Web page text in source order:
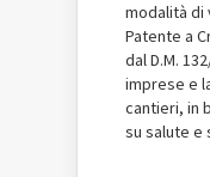
modalità di
Patente a
dal D.M.
imprese e
cantieri, in
su salute e